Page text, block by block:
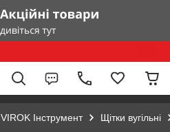
VIROK Інструмент Щітки вугільні